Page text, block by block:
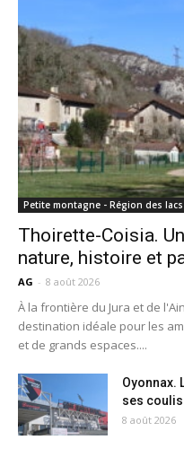
Petite montagne - Région des lacs
Thoirette-Coisia.
nature, histoire et
AG - 8 août 2026
À la frontière du Jura et de
destination idéale pour les
et de grands espaces....
Oyonnax.
ses
8 août 2026